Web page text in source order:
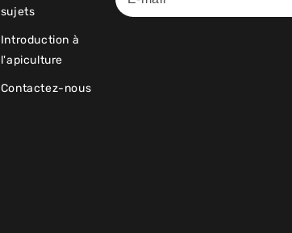
sujets
Introduction à
l'apiculture
Contactez-nous